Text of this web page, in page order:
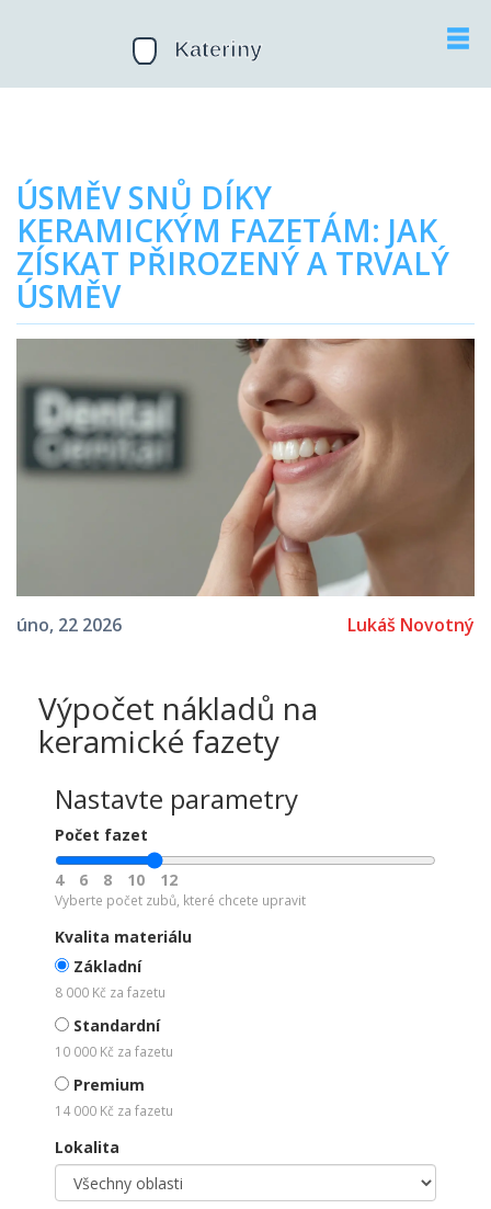
ÚSMĚV SNŮ DÍKY
KERAMICKÝM FAZETÁM: JAK
ZÍSKAT PŘIROZENÝ A TRVALÝ
ÚSMĚV
úno, 22 2026 Lukáš Novotný
Výpočet nákladů na
keramické fazety
Nastavte parametry
Počet fazet
4 6 8 10 12
Vyberte počet zubů, které chcete upravit
Kvalita materiálu
Základní
8 000 Kč za fazetu
Standardní
10 000 Kč za fazetu
Premium
14 000 Kč za fazetu
Lokalita